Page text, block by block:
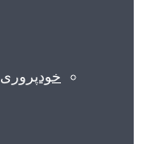
خودپروری